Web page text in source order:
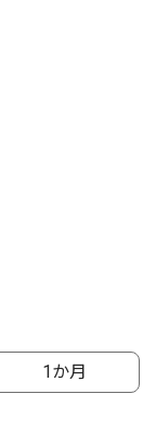
1か月